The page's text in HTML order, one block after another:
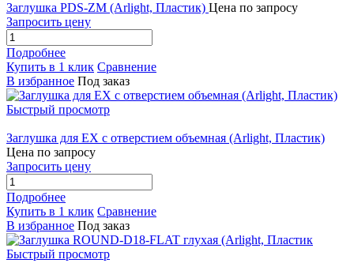
Заглушка PDS-ZM (Arlight, Пластик) Цена по запросу
Запросить цену
Подробнее
Купить в 1 клик Сравнение
В избранное Под заказ
Быстрый просмотр
Заглушка для EX с отверстием объемная (Arlight, Пластик)
Цена по запросу
Запросить цену
Подробнее
Купить в 1 клик Сравнение
В избранное Под заказ
Быстрый просмотр